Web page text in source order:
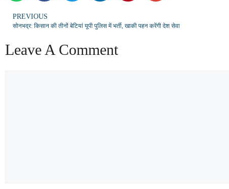
PREVIOUS
सोनभद्र: किसान की तीनों बेटियां यूपी पुलिस में भर्ती, खाकी पहन करेंगी देश सेवा
Leave A Comment